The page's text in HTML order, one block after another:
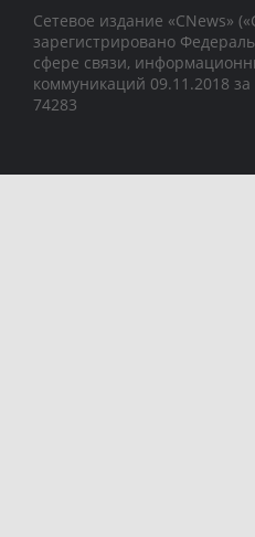
Сетевое издание «CNews»
зарегистрировано
сфере связи,
коммуникаций 09.11.2018
74283